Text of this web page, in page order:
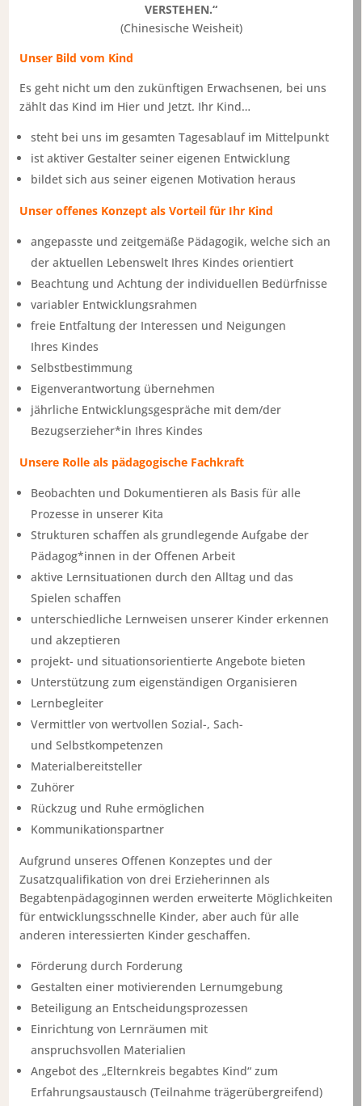
VERSTEHEN.“
(Chinesische Weisheit)
Unser Bild vom Kind
Es geht nicht um den zukünftigen Erwachsenen, bei uns
zählt das Kind im Hier und Jetzt. Ihr Kind…
steht bei uns im gesamten Tagesablauf im Mittelpunkt
ist aktiver Gestalter seiner eigenen Entwicklung
bildet sich aus seiner eigenen Motivation heraus
Unser offenes Konzept als Vorteil für Ihr Kind
angepasste und zeitgemäße Pädagogik, welche sich an
der aktuellen Lebenswelt Ihres Kindes orientiert
Beachtung und Achtung der individuellen Bedürfnisse
variabler Entwicklungsrahmen
freie Entfaltung der Interessen und Neigungen
Ihres Kindes
Selbstbestimmung
Eigenverantwortung übernehmen
jährliche Entwicklungsgespräche mit dem/der
Bezugserzieher*in Ihres Kindes
Unsere Rolle als pädagogische Fachkraft
Beobachten und Dokumentieren als Basis für alle
Prozesse in unserer Kita
Strukturen schaffen als grundlegende Aufgabe der
Pädagog*innen in der Offenen Arbeit
aktive Lernsituationen durch den Alltag und das
Spielen schaffen
unterschiedliche Lernweisen unserer Kinder erkennen
und akzeptieren
projekt- und situationsorientierte Angebote bieten
Unterstützung zum eigenständigen Organisieren
Lernbegleiter
Vermittler von wertvollen Sozial-, Sach-
und Selbstkompetenzen
Materialbereitsteller
Zuhörer
Rückzug und Ruhe ermöglichen
Kommunikationspartner
Aufgrund unseres Offenen Konzeptes und der
Zusatzqualifikation von drei Erzieherinnen als
Begabtenpädagoginnen werden erweiterte Möglichkeiten
für entwicklungsschnelle Kinder, aber auch für alle
anderen interessierten Kinder geschaffen.
Förderung durch Forderung
Gestalten einer motivierenden Lernumgebung
Beteiligung an Entscheidungsprozessen
Einrichtung von Lernräumen mit
anspruchsvollen Materialien
Angebot des „Elternkreis begabtes Kind“ zum
Erfahrungsaustausch (Teilnahme trägerübergreifend)